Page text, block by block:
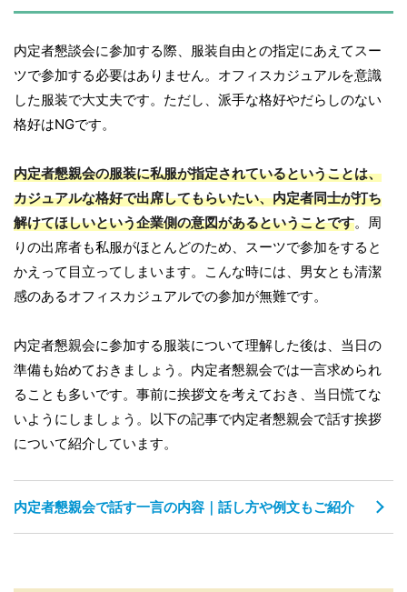
内定者懇談会に参加する際、服装自由との指定にあえてスー
ツで参加する必要はありません。オフィスカジュアルを意識
した服装で大丈夫です。ただし、派手な格好やだらしのない
格好はNGです。
内定者懇親会の服装に私服が指定されているということは、
カジュアルな格好で出席してもらいたい、内定者同士が打ち
解けてほしいという企業側の意図があるということです。周
りの出席者も私服がほとんどのため、スーツで参加をすると
かえって目立ってしまいます。こんな時には、男女とも清潔
感のあるオフィスカジュアルでの参加が無難です。
内定者懇親会に参加する服装について理解した後は、当日の
準備も始めておきましょう。内定者懇親会では一言求められ
ることも多いです。事前に挨拶文を考えておき、当日慌てな
いようにしましょう。以下の記事で内定者懇親会で話す挨拶
について紹介しています。
内定者懇親会で話す一言の内容｜話し方や例文もご紹介